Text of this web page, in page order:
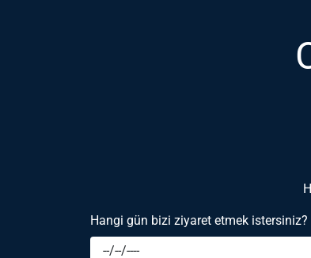
Hangi gün bizi ziyaret etmek istersiniz?